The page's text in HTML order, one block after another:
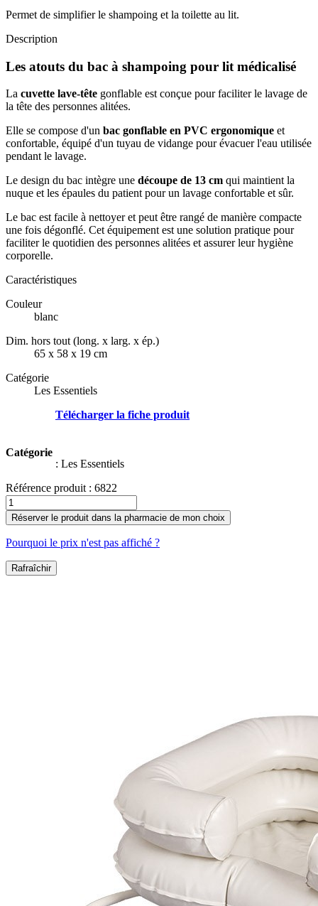
Permet de simplifier le shampoing et la toilette au lit.
Description
Les atouts du bac à shampoing pour lit médicalisé
La cuvette lave-tête gonflable est conçue pour faciliter le lavage de
la tête des personnes alitées.
Elle se compose d'un bac gonflable en PVC ergonomique et
confortable, équipé d'un tuyau de vidange pour évacuer l'eau utilisée
pendant le lavage.
Le design du bac intègre une découpe de 13 cm qui maintient la
nuque et les épaules du patient pour un lavage confortable et sûr.
Le bac est facile à nettoyer et peut être rangé de manière compacte
une fois dégonflé. Cet équipement est une solution pratique pour
faciliter le quotidien des personnes alitées et assurer leur hygiène
corporelle.
Caractéristiques
Couleur
blanc
Dim. hors tout (long. x larg. x ép.)
65 x 58 x 19 cm
Catégorie
Les Essentiels
Télécharger la fiche produit
Catégorie
: Les Essentiels
Référence produit : 6822
Réserver le produit dans la pharmacie de mon choix
Pourquoi le prix n'est pas affiché ?